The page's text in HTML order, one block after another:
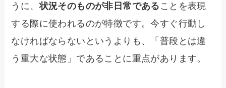
うに、状況そのものが非日常である ことを表現
する際に使われるのが特徴です。今すぐ行動し
なければならないというよりも、「普段とは違
う重大な状態」であることに重点があります。